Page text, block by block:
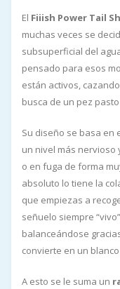
El Fiiish Power Tail
muchas veces se
subsuperficial del
pensado para esos
están activos,
busca de un pez
Su diseño se basa en
un nivel más nervioso
o en fuga de forma
absoluto lo tiene la
que empiezas a
señuelo siempre
balanceándose
convierte en un
A esto se le suma un